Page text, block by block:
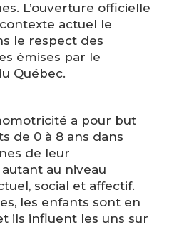
L’ouverture officielle
actuel le
le respect des
émises par le
Québec.
a pour but
de 0 à 8 ans dans
de leur
au niveau
social et affectif.
les enfants sont en
ils influent les uns sur